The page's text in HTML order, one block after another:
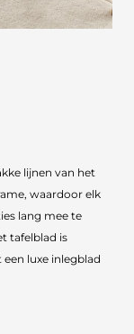
lijnen van het
waardoor elk
lang mee te
tafelblad is
luxe inlegblad